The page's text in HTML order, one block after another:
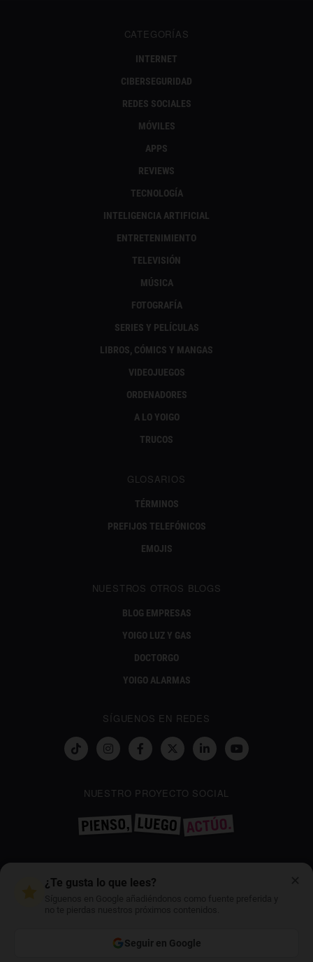
CATEGORÍAS
INTERNET
CIBERSEGURIDAD
REDES SOCIALES
MÓVILES
APPS
REVIEWS
TECNOLOGÍA
INTELIGENCIA ARTIFICIAL
ENTRETENIMIENTO
TELEVISIÓN
MÚSICA
FOTOGRAFÍA
SERIES Y PELÍCULAS
LIBROS, CÓMICS Y MANGAS
VIDEOJUEGOS
ORDENADORES
A LO YOIGO
TRUCOS
GLOSARIOS
TÉRMINOS
PREFIJOS TELEFÓNICOS
EMOJIS
NUESTROS OTROS BLOGS
BLOG EMPRESAS
YOIGO LUZ Y GAS
DOCTORGO
YOIGO ALARMAS
SÍGUENOS EN REDES
NUESTRO PROYECTO SOCIAL
¿Te gusta lo que lees?
Seguir en Google